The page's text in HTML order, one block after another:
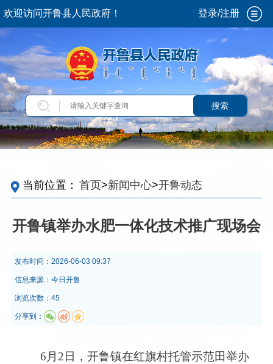
欢迎访问开鲁县人民政府！ 登录/注册
搜索
当前位置： 首页>新闻中心>开鲁动态
开鲁镇举办水肥一体化技术推广现场会
发布时间： 2026-06-03 09:37
信息来源： 今日开鲁
浏览次数：45
分享到：
6月2日，开鲁镇在红旗村托管示范田举办